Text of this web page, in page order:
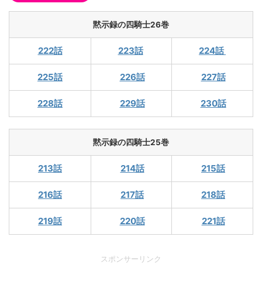
黙示録の四騎士26巻
222話 223話 224話
225話 226話 227話
228話 229話 230話
黙示録の四騎士25巻
213話 214話 215話
216話 217話 218話
219話 220話 221話
スポンサーリンク